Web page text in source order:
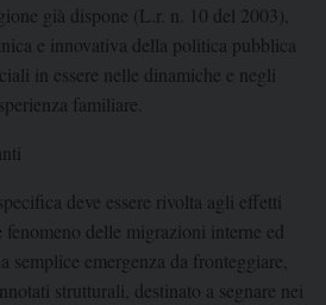
già dispone (L.r. n. 10 del 2003),
e innovativa della politica pubblica
in essere nelle dinamiche e negli
familiare.
deve essere rivolta agli effetti
fenomeno delle migrazioni interne ed
semplice emergenza da fronteggiare,
strutturali, destinato a segnare nei